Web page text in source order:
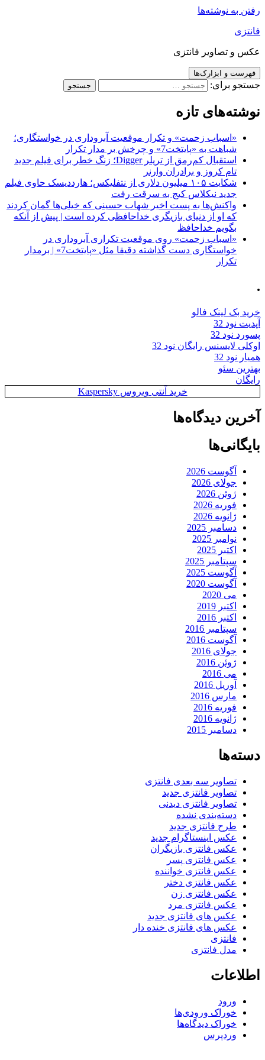
رفتن به نوشته‌ها
فانتزی
عکس و تصاویر فانتزی
فهرست و ابزارک‌ها
جستجو برای:
نوشته‌های تازه
«اسباب زحمت» و تکرار موقعیت آبروداری در خواستگاری؛
شباهت به «پایتخت7» و چرخش بر مدار تکرار
استقبال کم‌رمق از تریلر Digger؛ زنگ خطر برای فیلم جدید
تام کروز و برادران وارنر
شکایت ۱۰۵ میلیون دلاری از نتفلیکس؛ هارددیسک حاوی فیلم
جدید نیکلاس کیج به سرقت رفت
واکنش‌ها به پست اخیر شهاب حسینی که خیلی‌ها گمان کردند
که او از دنیای بازیگری خداحافظی کرده است | پیش از آنکه
بگویم خداحافظ
«اسباب زحمت» روی موقعیت تکراری آبروداری در
خواستگاری دست گذاشته دقیقا مثل «پایتخت7» | برمدار
تکرار
.
خرید بک لینک فالو
آپدیت نود 32
پسورد نود 32
اوکلی لایسنس رایگان نود 32
همیار نود 32
بهترین سئو
رایگان
خرید آنتی ویروس Kaspersky
آخرین دیدگاه‌ها
بایگانی‌ها
آگوست 2026
جولای 2026
ژوئن 2026
فوریه 2026
ژانویه 2026
دسامبر 2025
نوامبر 2025
اکتبر 2025
سپتامبر 2025
آگوست 2025
آگوست 2020
می 2020
اکتبر 2019
اکتبر 2016
سپتامبر 2016
آگوست 2016
جولای 2016
ژوئن 2016
می 2016
آوریل 2016
مارس 2016
فوریه 2016
ژانویه 2016
دسامبر 2015
دسته‌ها
تصاویر سه بعدی فانتزی
تصاویر فانتزی جدید
تصاویر فانتزی دیدنی
دسته‌بندی نشده
طرح فانتزی جدید
عکس اینستاگرام جدید
عکس فانتزی بازیگران
عکس فانتزی پسر
عکس فانتزی خواننده
عکس فانتزی دختر
عکس فانتزی زن
عکس فانتزی مرد
عکس های فانتزی جدید
عکس های فانتزی خنده دار
فانتزی
مدل فانتزی
اطلاعات
ورود
خوراک ورودی‌ها
خوراک دیدگاه‌ها
وردپرس